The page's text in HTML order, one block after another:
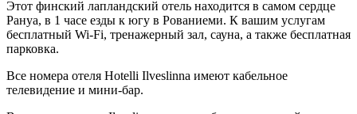
Этот финский лапландский отель находится в самом сердце
Рануа, в 1 часе езды к югу в Рованиеми. К вашим услугам
бесплатный Wi-Fi, тренажерный зал, сауна, а также бесплатная
парковка.
Все номера отеля Hotelli Ilveslinna имеют кабельное
телевидение и мини-бар.